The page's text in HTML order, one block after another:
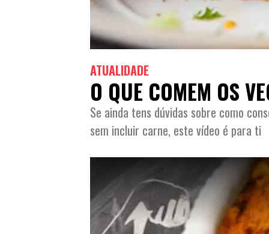
ATUALIDADE
O QUE COMEM OS
Se ainda tens dúvidas sobre como
sem incluir carne, este vídeo é para ti